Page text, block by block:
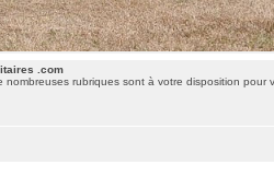
.com
rubriques sont à votre disposition pour